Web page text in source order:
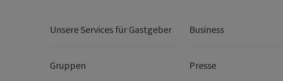
Unsere Services für Gastgeber Business
Gruppen Presse